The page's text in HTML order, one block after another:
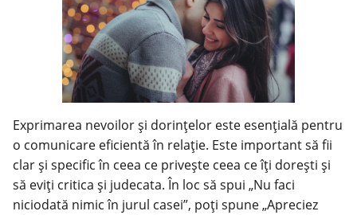
Exprimarea nevoilor și dorințelor este esențială pentru
o comunicare eficientă în relație. Este important să fii
clar și specific în ceea ce privește ceea ce îți dorești și
să eviți critica și judecata. În loc să spui „Nu faci
niciodată nimic în jurul casei”, poți spune „Apreciez